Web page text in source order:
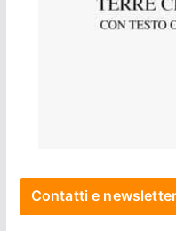
Contatti e newsletter